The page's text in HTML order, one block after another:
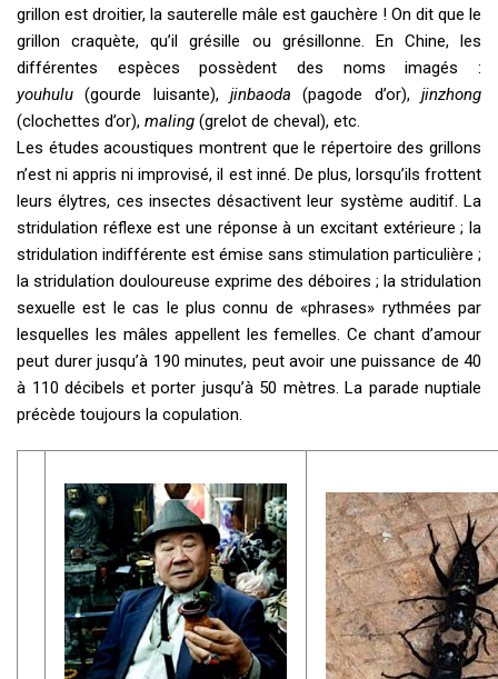
grillon est droitier, la sauterelle mâle est gauchère ! On dit que le
grillon craquète, qu’il grésille ou grésillonne. En Chine, les
différentes espèces possèdent des noms imagés :
youhulu (gourde luisante), jinbaoda(pagode d’or),jinzhong
(clochettes d’or), maling (grelot de cheval), etc.
Les études acoustiques montrent que le répertoire des grillons
n’est ni appris ni improvisé, il est inné. De plus, lorsqu’ils frottent
leurs élytres, ces insectes désactivent leur système auditif. La
stridulation réflexe est une réponse à un excitant extérieure ; la
stridulation indifférente est émise sans stimulation particulière ;
la stridulation douloureuse exprime des déboires ; la stridulation
sexuelle est le cas le plus connu de «phrases» rythmées par
lesquelles les mâles appellent les femelles. Ce chant d’amour
peut durer jusqu’à 190 minutes, peut avoir une puissance de 40
à 110 décibels et porter jusqu’à 50 mètres. La parade nuptiale
précède toujours la copulation.